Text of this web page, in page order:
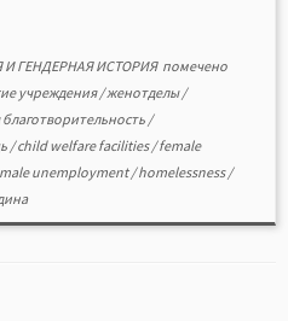
ГЕНДЕРНАЯ ИСТОРИЯ помечено
учреждения/женотделы/
/
/child welfare facilities/female
unemployment/homelessness/